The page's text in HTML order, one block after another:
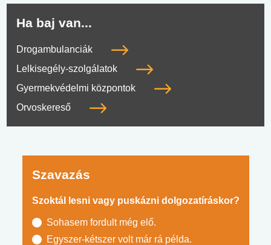
Ha baj van...
Drogambulanciák
Lelkisegély-szolgálatok
Gyermekvédelmi központok
Orvoskereső
Szavazás
Szoktál lesni vagy puskázni dolgozatíráskor?
Sohasem fordult még elő.
Egyszer-kétszer volt már rá példa.